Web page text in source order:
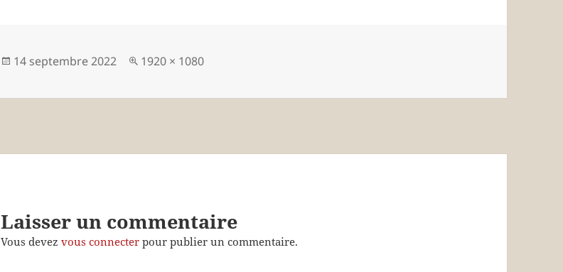
Publié
14 septembre 2022
Taille
1920 × 1080
Laisser un commentaire
Vous devezvous connecter pour publier un commentaire.